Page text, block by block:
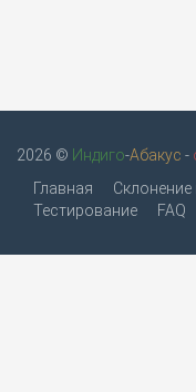
2026 © Индиго-Абакус -
Главная
Склонение
Тестирование
FAQ